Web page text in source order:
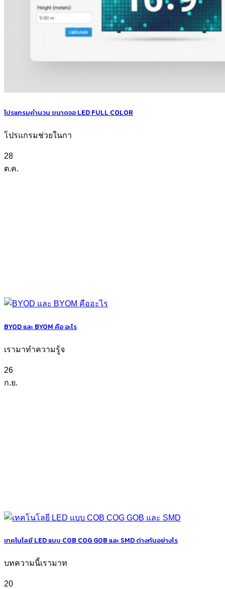
โปรแกรมคำนวน ขนาดจอ LED FULL COLOR
โปรแกรมช่วยในกา
28
ต.ค.
BYOD และ BYOM คือ อะไร
เรามาทำความรู้จ
26
ก.ย.
เทคโนโลยี LED แบบ COB COG GOB และ SMD ต่างกันอย่างไร
บทความนี้เรามาท
20